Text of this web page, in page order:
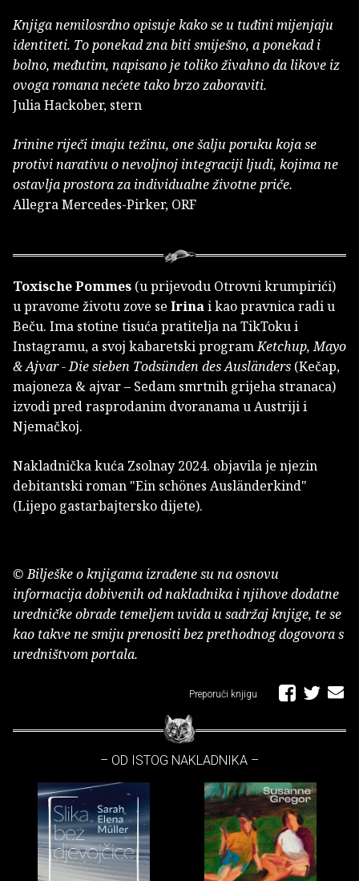
Knjiga nemilosrdno opisuje kako se u tuđini mijenjaju
identiteti. To ponekad zna biti smiješno, a ponekad i
bolno, međutim, napisano je toliko živahno da likove iz
ovoga romana nećete tako brzo zaboraviti.
Julia Hackober, stern
Irinine riječi imaju težinu, one šalju poruku koja se
protivi narativu o nevoljnoj integraciji ljudi, kojima ne
ostavlja prostora za individualne životne priče.
Allegra Mercedes-Pirker, ORF
Toxische Pommes (u prijevodu Otrovni krumpirići)
u pravome životu zove se Irinai kao pravnica radi u
Beču. Ima stotine tisuća pratitelja na TikToku i
Instagramu, a svoj kabaretski programKetchup, Mayo
& Ajvar - Die sieben Todsünden des Ausländers (Kečap,
majoneza & ajvar – Sedam smrtnih grijeha stranaca)
izvodi pred rasprodanim dvoranama u Austriji i
Njemačkoj.
Nakladnička kuća Zsolnay 2024. objavila je njezin
debitantski roman "Ein schönes Ausländerkind"
(Lijepo gastarbajtersko dijete).
© Bilješke o knjigama izrađene su na osnovu
informacija dobivenih od nakladnika i njihove dodatne
uredničke obrade temeljem uvida u sadržaj knjige, te se
kao takve ne smiju prenositi bez prethodnog dogovora s
uredništvom portala.
Preporuči knjigu
– OD ISTOG NAKLADNIKA –